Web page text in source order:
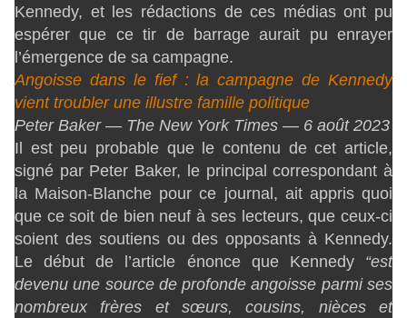
Kennedy, et les rédactions de ces médias ont pu
espérer que ce tir de barrage aurait pu enrayer
l’émergence de sa campagne.
Angoisse dans le fief : la campagne de Kennedy
vient troubler une illustre famille politique
Peter Baker — The New York Times — 6 août 2023
Il est peu probable que le contenu de cet article,
signé par Peter Baker, le principal correspondant à
la Maison-Blanche pour ce journal, ait appris quoi
que ce soit de bien neuf à ses lecteurs, que ceux-ci
soient des soutiens ou des opposants à Kennedy.
Le début de l’article énonce que Kennedy
“est
devenu une source de profonde angoisse parmi ses
nombreux frères et sœurs, cousins, nièces et